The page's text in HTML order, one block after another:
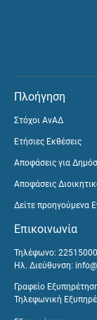
Πλοήγηση
Στόχοι ΑνΑΔ
Ετήσιες Εκθέσεις
Αποφάσεις για
Αποφάσεις
Δείτε προηγούμενα
Επικοινωνία
Τηλέφωνο: 22515000
Ηλ. Διεύθυνση:
Γραφείο
Τηλεφωνική